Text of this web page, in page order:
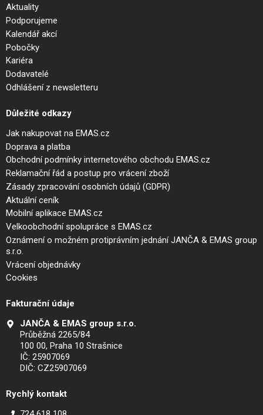
Aktuality
Podporujeme
Kalendář akcí
Pobočky
Kariéra
Dodavatelé
Odhlášení z newsletteru
Důležité odkazy
Jak nakupovat na EMAS.cz
Doprava a platba
Obchodní podmínky internetového obchodu EMAS.cz
Reklamační řád a postup pro vrácení zboží
Zásady zpracování osobních údajů (GDPR)
Aktuální ceník
Mobilní aplikace EMAS.cz
Velkoobchodní spolupráce s EMAS.cz
Oznámení o možném protiprávním jednání JANČA & EMAS group
s.r.o.
Vrácení objednávky
Cookies
Fakturační údaje
JANČA & EMAS group s.r.o.
Průběžná 2265/84
100 00, Praha 10 Strašnice
IČ: 25907069
DIČ: CZ25907069
Rychlý kontakt